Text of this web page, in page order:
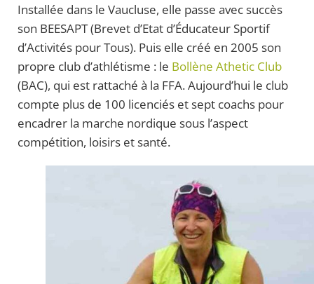
Installée dans le Vaucluse, elle passe avec succès
son BEESAPT (Brevet d’Etat d’Éducateur Sportif
d’Activités pour Tous). Puis elle créé en 2005 son
propre club d’athlétisme : le Bollène Athetic Club
(BAC), qui est rattaché à la FFA. Aujourd’hui le club
compte plus de 100 licenciés et sept coachs pour
encadrer la marche nordique sous l’aspect
compétition, loisirs et santé.